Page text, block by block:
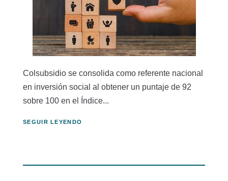
Colsubsidio se consolida como referente nacional
en inversión social al obtener un puntaje de 92
sobre 100 en el Índice...
SEGUIR LEYENDO